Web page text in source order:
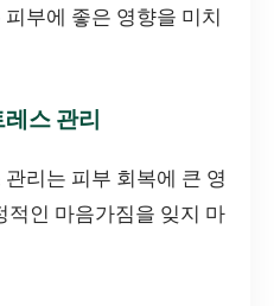
부에 좋은 영향을 미치
스 관리
리는 피부 회복에 큰 영
적인 마음가짐을 잊지 마